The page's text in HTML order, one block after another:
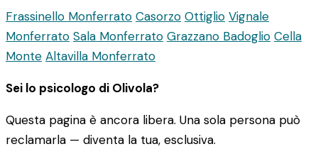
Frassinello Monferrato Casorzo Ottiglio Vignale
Monferrato Sala Monferrato Grazzano Badoglio Cella
Monte Altavilla Monferrato
Sei lo psicologo di Olivola?
Questa pagina è ancora libera. Una sola persona può
reclamarla — diventa la tua, esclusiva.